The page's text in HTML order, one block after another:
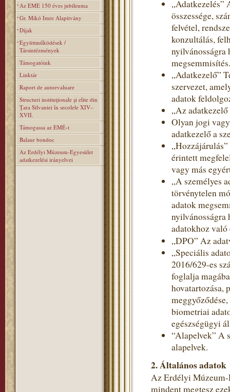
Az EME 150 éves jubileuma
Gr. Mikó Imre Alapitvány
Díjak
Együttműködések /
Társintézmények
Támogatóink
Linktár
Raport de autoevaluare
Structuri instituţionale şi elite din
Ţara Silvaniei în secolele XIV–
XVII.
Támogassa az EMÉ-t
Balaur bondoc
Az Erdélyi Múzeum-Egyesület
adatkezelési irányelvei
„Adatkezelés”
összessége,
felvétel,
konzultálás,
nyilvánosságra
megsemmisítés.
„Adatkezelő”
szervezet,
adatok
„Az
Olyan jogi
adatkezelő a
érintett
vagy más
„A személyes
törvénytelen
adatok
nyilvánosságra
adatokhoz
„DPO” Az
„Speciális
2016/629-es
foglalja
hovatartozása,
biometriai
egészségügyi
“Alapelvek” A
alapelvek.
2. Általános adatok
Az Erdélyi Múzeum-
mindent megtesz